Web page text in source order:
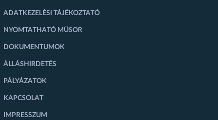
ADATKEZELÉSI TÁJÉKOZTATÓ
NYOMTATHATÓ MŰSOR
DOKUMENTUMOK
ÁLLÁSHIRDETÉS
PÁLYÁZATOK
KAPCSOLAT
IMPRESSZUM